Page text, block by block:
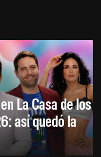
La Casa de los
así quedó la